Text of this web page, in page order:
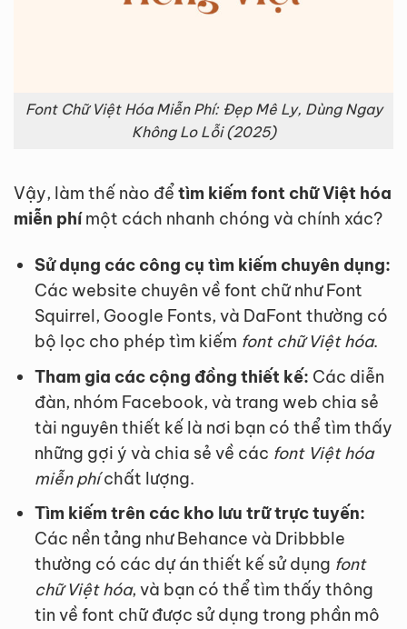
Font Chữ Việt Hóa Miễn Phí: Đẹp Mê Ly, Dùng Ngay
Không Lo Lỗi (2025)
Vậy, làm thế nào để tìm kiếm font chữ Việt hóa
miễn phímột cách nhanh chóng và chính xác?
Sử dụng các công cụ tìm kiếm chuyên dụng:
Các website chuyên về font chữ như Font
Squirrel, Google Fonts, và DaFont thường có
bộ lọc cho phép tìm kiếm font chữ Việt hóa.
Tham gia các cộng đồng thiết kế: Các diễn
đàn, nhóm Facebook, và trang web chia sẻ
tài nguyên thiết kế là nơi bạn có thể tìm thấy
những gợi ý và chia sẻ về các font Việt hóa
miễn phíchất lượng.
Tìm kiếm trên các kho lưu trữ trực tuyến:
Các nền tảng như Behance và Dribbble
thường có các dự án thiết kế sử dụng font
chữ Việt hóa, và bạn có thể tìm thấy thông
tin về font chữ được sử dụng trong phần mô